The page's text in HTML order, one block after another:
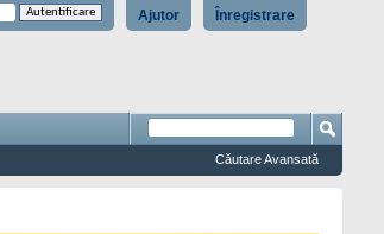
Înregistrare
Ajutor
Căutare Avansată